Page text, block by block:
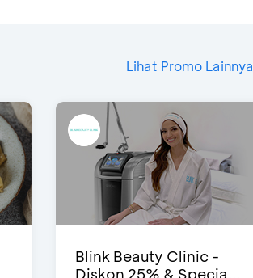
Lihat Promo Lainnya
Blink Beauty Clinic -